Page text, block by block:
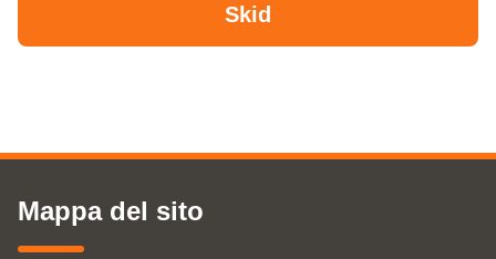
Skid
Mappa del sito